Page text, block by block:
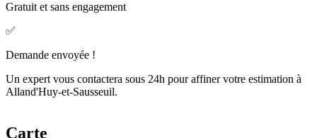
Gratuit et sans engagement
✅
Demande envoyée !
Un expert vous contactera sous 24h pour affiner votre estimation à
Alland'Huy-et-Sausseuil.
Carte